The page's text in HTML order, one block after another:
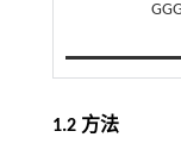
1.2 方法